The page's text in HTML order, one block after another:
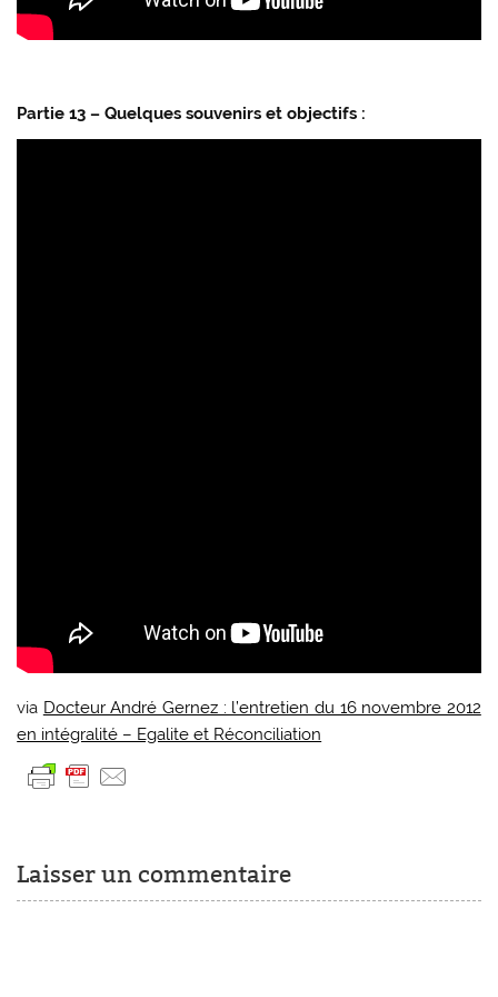
Partie 13 – Quelques souvenirs et objectifs :
via Docteur André Gernez : l’entretien du 16 novembre 2012
en intégralité – Egalite et Réconciliation
Laisser un commentaire